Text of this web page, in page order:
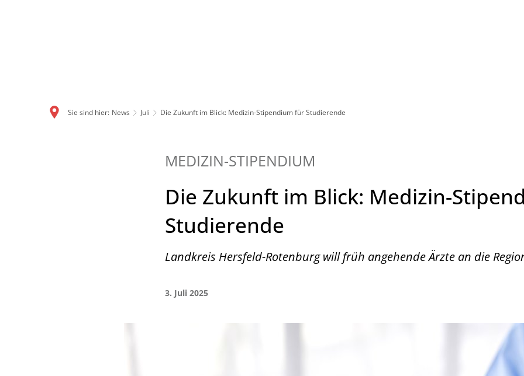
Sie sind hier: News Juli Die Zukunft im Blick: Medizin-Stipendium für Studierende
MEDIZIN-STIPENDIUM
Die Zukunft im Blick: Medizin-
Studierende
Landkreis Hersfeld-Rotenburg will früh angehende Ärzte an die
3. Juli 2025